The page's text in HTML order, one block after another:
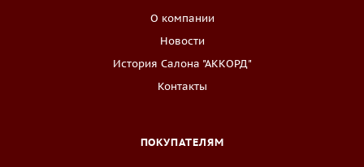
О компании
Новости
История Салона "АККОРД"
Контакты
ПОКУПАТЕЛЯМ